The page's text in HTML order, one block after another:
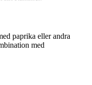
paprika eller andra
med